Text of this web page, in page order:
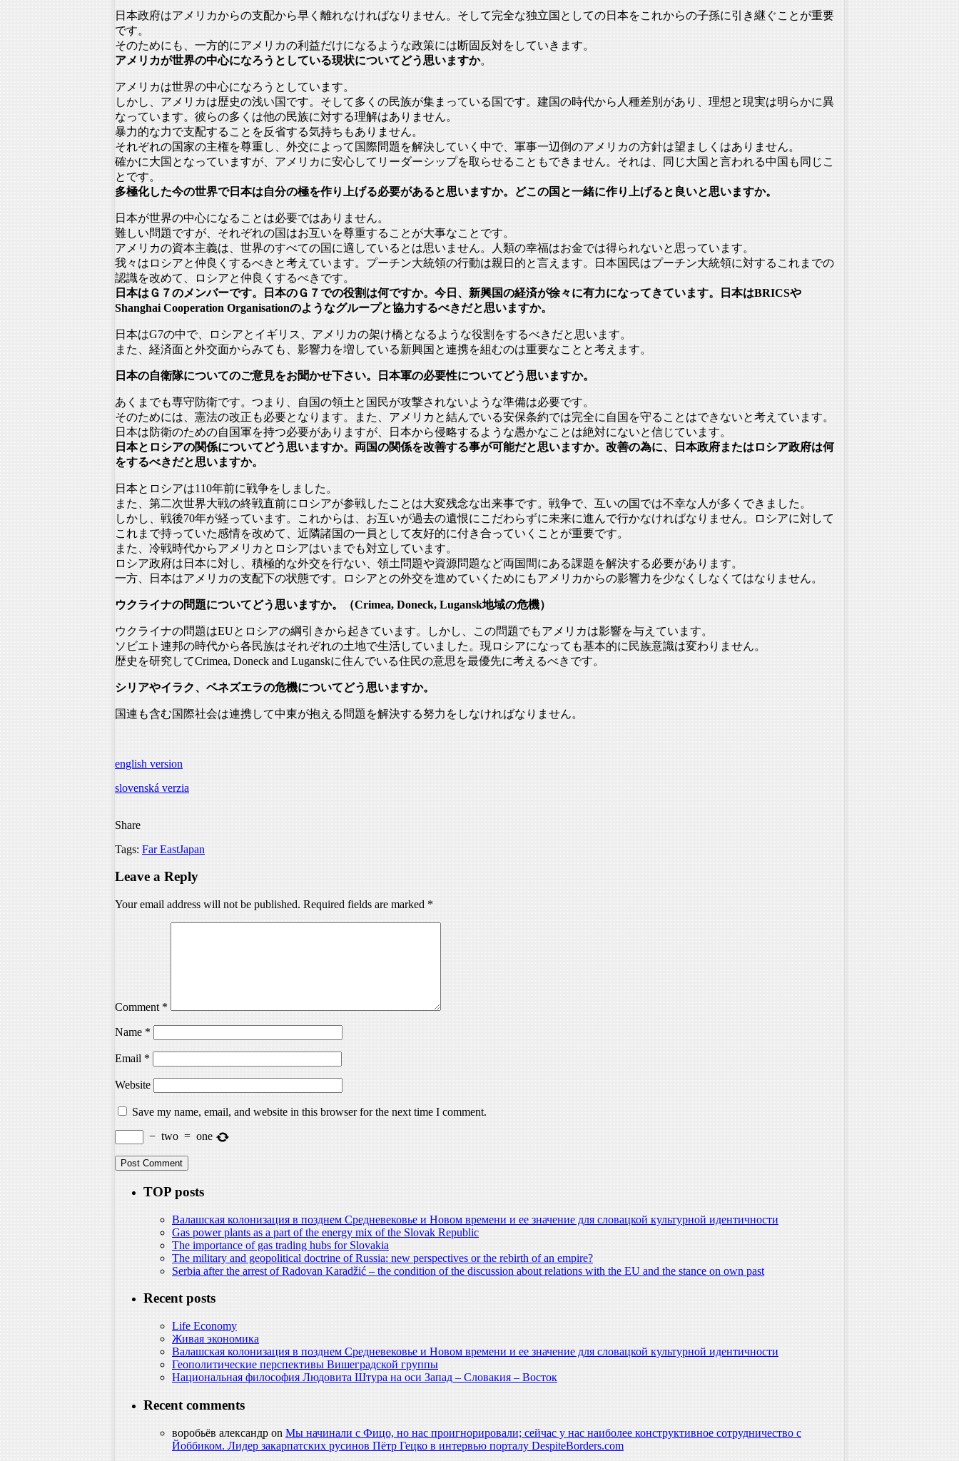
日本政府はアメリカからの支配から早く離れなければなりません。 そして完全な独立国としての日本をこれからの子孫に引き継ぐこと が重要
です。
そのためにも、 一方的にアメリカの利益だけになるような政策には断固反対をしていきます。
アメリカが世界の中心になろうとしている現状についてどう思いますか。
アメリカは世界の中心になろうとしています。
しかし、アメリカは歴史の浅い国です。 そして多くの民族が集まっている国です。 建国の時代から人種差別があり、 理想と現実は明らかに異
なっています。 彼らの多くは他の民族に対する理解はありません。
暴力的な力で支配することを反省する気持ちもありません。
それぞれの国家の主権を尊重し、 外交によって国際問題を解決していく中で、 軍事一辺倒のアメリカの方針は望ましくはありません。
確かに大国となっていますが、 アメリカに安心してリーダーシップを取らせることもできません。 それは、同じ大国と言われる中国も同じこ
とです。
多極化した今の世界で日本は自分の極を作り上げる必要があると思いますか。どこの国と一緒に作り上げると良いと思いますか。
日本が世界の中心になることは必要ではありません。
難しい問題ですが、 それぞれの国はお互いを尊重することが大事なことです。
アメリカの資本主義は、 世界のすべての国に適しているとは思いません。
人類の幸福はお金では得られないと思っています。
我々はロシアと仲良くするべきと考えています。 プーチン大統領の行動は親日的と言えます。
日本国民はプーチン大統領に対するこれまでの
認識を改めて、
ロシアと仲良くするべきです。
日本はＧ７のメンバーです。日本のＧ７での役割は何ですか。今日、新興国の経済が徐々に有力になってきています。日本はBRICSや
Shanghai Cooperation Organisationのようなグループと協力するべきだと思いますか。
日本はG7の中で、ロシアとイギリス、 アメリカの架け橋となるような役割をするべきだと思います。
また、経済面と外交面からみても、 影響力を増している新興国と連携を組むのは重要なことと考えます。
日本の自衛隊についてのご意見をお聞かせ下さい。日本軍の必要性についてどう思いますか。
あくまでも専守防衛です。つまり、
自国の領土と国民が攻撃されないような準備は必要です。
そのためには、憲法の改正も必要となります。また、 アメリカと結んでいる安保条約では完全に自国を守ることはできないと考えています。
日本は防衛のための自国軍を持つ必要がありますが、
日本から侵略するような愚かなことは絶対にないと信じています。
日本とロシアの関係についてどう思いますか。両国の関係を改善する事が可能だと思いますか。改善の為に、日本政府またはロシア政府は何
をするべきだと思いますか。
日本とロシアは110年前に戦争をしました。
また、 第二次世界大戦の終戦直前にロシアが参戦したことは大変残念な出来事です。戦争で、互いの国では不幸な人が多くできました。
しかし、戦後70年が経っています。これからは、 お互いが過去の遺恨にこだわらずに未来に進んで行かなければなり ません。ロシアに対して
これまで持っていた感情を改めて、 近隣諸国の一員として友好的に付き合っていくことが重要です。
また、冷戦時代からアメリカとロシアはいまでも対立しています。
ロシア政府は日本に対し、積極的な外交を行ない、 領土問題や資源問題など両国間にある課題を解決する必要がありま す。
一方、日本はアメリカの支配下の状態です。
ロシアとの外交を進めていくためにもアメリカからの影響力を少な くしなくてはなりません。
ウクライナの問題についてどう思いますか。（Crimea, Doneck, Lugansk地域の危機）
ウクライナの問題はEUとロシアの綱引きから起きています。
しかし、この問題でもアメリカは影響を与えています。
ソビエト連邦の時代から各民族はそれぞれの土地で生活していました。現ロシアになっても基本的に民族意識は変わりません。
歴史を研究してCrimea, Doneck and Luganskに住んでいる住民の意思を最優先に考えるべきです。
シリアやイラク、ベネズエラの危機についてどう思いますか。
国連も含む国際社会は連携して中東が抱える問題を解決する努力を しなければなりません。
english version
slovenská verzia
Share
Tags: Far EastJapan
Leave a Reply
Your email address will not be published. Required fields are marked *
Comment *
Name *
Email *
Website
Save my name, email, and website in this browser for the next time I comment.
− two = one
TOP posts
Валашская колонизация в позднем Средневековье и Новом времени и ее значение для словацкой культурной идентичности
Gas power plants as a part of the energy mix of the Slovak Republic
The importance of gas trading hubs for Slovakia
The military and geopolitical doctrine of Russia: new perspectives or the rebirth of an empire?
Serbia after the arrest of Radovan Karadžić – the condition of the discussion about relations with the EU and the stance on own past
Recent posts
Life Economy
Живая экономика
Валашская колонизация в позднем Средневековье и Новом времени и ее значение для словацкой культурной идентичности
Геополитические перспективы Вишеградской группы
Национальная философия Людовита Штура на оси Запад – Словакия – Восток
Recent comments
воробьёв александр on Мы начинали с Фицо, но нас проигнорировали; сейчас у нас наиболее конструктивное сотрудничество с
Йоббиком. Лидер закарпатских русинов Пётр Гецко в интервью порталу DespiteBorders.com